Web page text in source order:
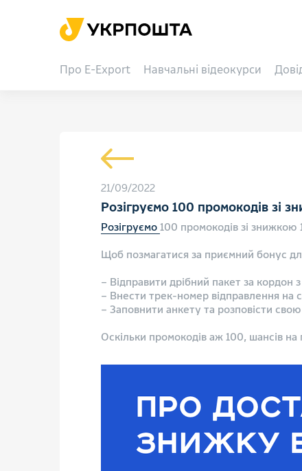
Про E-Export Навчальні відеокурси
21/09/2022
Розігруємо 100 промокодів зі
Розігруємо 100 промокодів зі знижкою
Щоб позмагатися за приємний бонус
– Відправити дрібний пакет за кордон
– Внести трек-номер відправлення на
– Заповнити анкету та розповісти
Оскільки промокодів аж 100, шансів